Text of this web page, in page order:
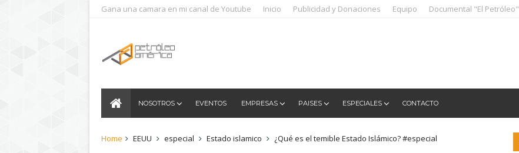
Gana una camara en mi canal de Youtube Inicio Publicidad y Donaciones Equipo Documental "El Petróleo"
NOSOTROS EVENTOS EMPRESAS PAISES ESPECIALES CONTACTO
Home EEUU especial Estado islamico ¿Qué es el temible Estado Islámico? #especial